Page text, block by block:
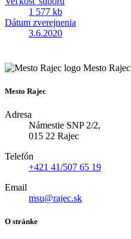
1 577 kb
Dátum zverejnenia
3.6.2020
Mesto Rajec
Mesto Rajec
Adresa
Námestie SNP 2/2,
015 22 Rajec
Telefón
+421 41/507 65 19
Email
msu@rajec.sk
O stránke